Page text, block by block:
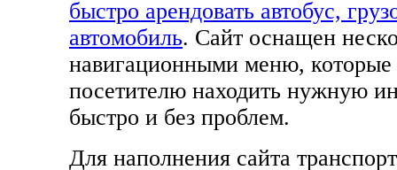
быстро арендовать автобус,
автомобиль. Сайт оснащен
навигационными меню, которые
посетителю находить нужную
быстро и без проблем.
Для наполнения сайта